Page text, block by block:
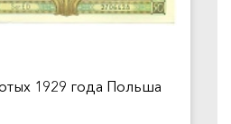
1929 года Польша